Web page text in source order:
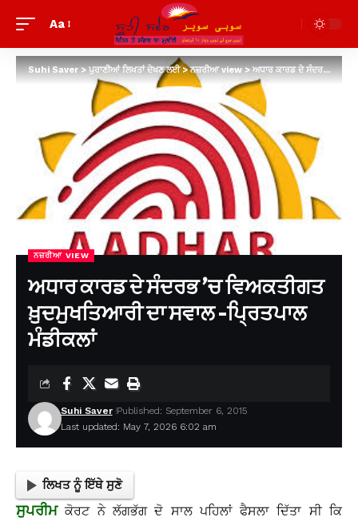
Aa
Suhi Saver>ਪੁਰਾਣੀਆਂ ਲਿਖਤਾਂ ਦੇਖਣ ਲਈ>ਨਜ਼ਰੀਆ view>ਅਧਾਰ ਕਾਰਡ ਦੇ ਸੰਦਰਭ ’ਚ ਵਿਅਕਤੀਗਤ ਖ਼ੁਦਮੁਖਤਿਆਰੀ ਦਾ ਸਵਾਲ -ਪ੍ਰਿਤਪਾਲ ਮੰਡੀਕਲਾਂ
ਨਜ਼ਰੀਆ VIEW
ਅਧਾਰ ਕਾਰਡ ਦੇ ਸੰਦਰਭ ’ਚ ਵਿਅਕਤੀਗਤ
ਖ਼ੁਦਮੁਖਤਿਆਰੀ ਦਾ ਸਵਾਲ -ਪ੍ਰਿਤਪਾਲ
ਮੰਡੀਕਲਾਂ
Last updated: May 7, 2026 6:02 am
Suhi Saver Published: September 6, 2015
ਲਿਖਤ ਨੂੰ ਇੱਥੇ ਸੁਣੋ
ਸੁਪਰੀਮਕੋਰਟ ਨੇ ਲੱਗਭੱਗ ਦੋ ਸਾਲ ਪਹਿਲਾਂ ਫੈਸਲਾ ਦਿੱਤਾ ਸੀ ਕਿ